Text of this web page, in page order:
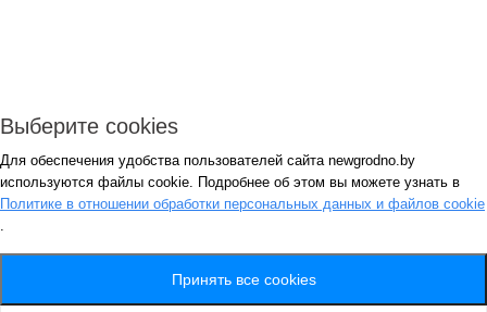
Авторизация
*
Запомнить
Потеряли пароль ?
Выберите cookies
Для обеспечения удобства пользователей сайта newgrodno.by
используются файлы cookie. Подробнее об этом вы можете узнать в
Политике в отношении обработки персональных данных и файлов cookie
.
Принять все cookies